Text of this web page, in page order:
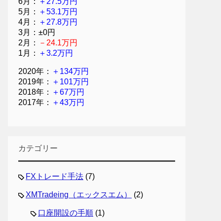
5月： ＋53.1万円
4月： ＋27.8万円
3月：±0円
2月：
－24.1万円
1月： ＋3.2万円
2020年： ＋134万円
2019年： ＋101万円
2018年： ＋67万円
2017年： ＋43万円
カテゴリー
FXトレード手法 (7)
XMTradeing（エックスエム） (2)
口座開設の手順 (1)